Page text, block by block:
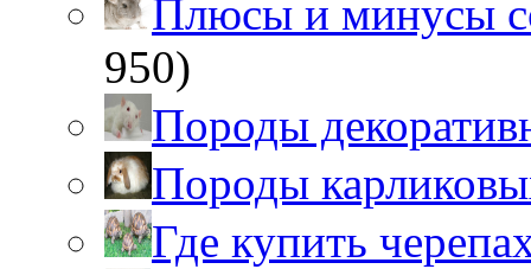
Плюсы и минусы
950)
Породы
Породы
Где купить